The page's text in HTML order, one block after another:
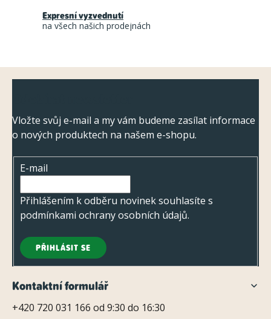
p
r
k
ý
p
i
Expresní vyzvednutí
na všech našich prodejnách
Vložte svůj e-mail a my vám budeme zasílat informace
o nových produktech na našem e-shopu.
E-mail
Přihlášením k odběru novinek souhlasíte s
podmínkami ochrany osobních údajů.
PŘIHLÁSIT SE
Kontaktní formulář
+420 720 031 166 od 9:30 do 16:30